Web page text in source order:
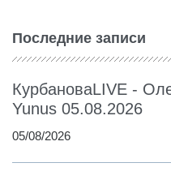
Последние записи
КурбановаLIVE -
Yunus 05.08.2026
05/08/2026